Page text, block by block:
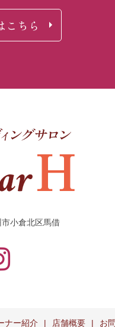
こちら
小倉北区馬借
ナー紹介 店舗概要 お